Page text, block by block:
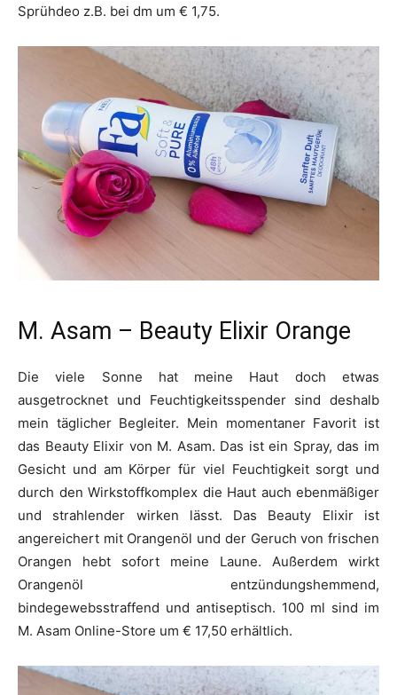
Sprühdeo z.B. bei dm um € 1,75.
M. Asam – Beauty Elixir Orange
Die viele Sonne hat meine Haut doch etwas
ausgetrocknet und Feuchtigkeitsspender sind deshalb
mein täglicher Begleiter. Mein momentaner Favorit ist
das Beauty Elixir von M. Asam. Das ist ein Spray, das im
Gesicht und am Körper für viel Feuchtigkeit sorgt und
durch den Wirkstoffkomplex die Haut auch ebenmäßiger
und strahlender wirken lässt. Das Beauty Elixir ist
angereichert mit Orangenöl und der Geruch von frischen
Orangen hebt sofort meine Laune. Außerdem wirkt
Orangenöl entzündungshemmend,
bindegewebsstraffend und antiseptisch. 100 ml sind im
M. Asam Online-Store um € 17,50 erhältlich.